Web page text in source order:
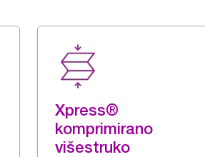
Xpress®
komprimirano
višestruko